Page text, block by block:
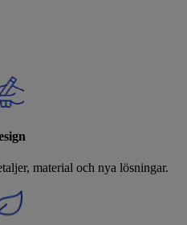
material och nya lösningar.